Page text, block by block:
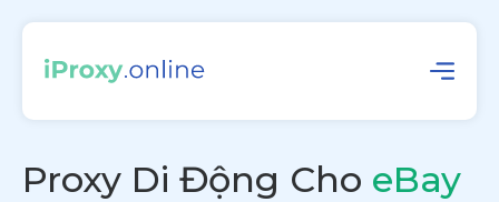
Proxy Di Động Cho eBay